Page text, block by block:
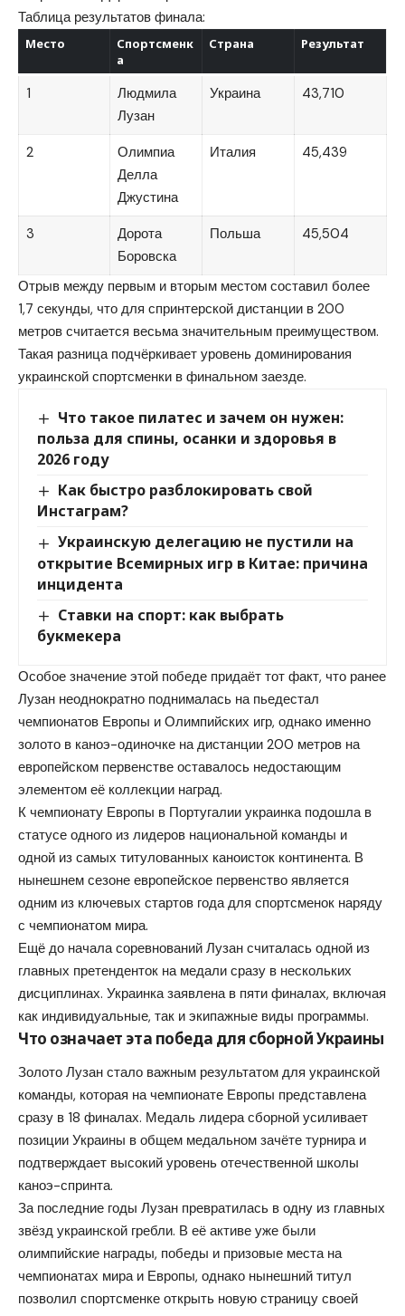
Таблица результатов финала:
Место
Спортсменк
а
Страна Результат
1
Людмила
Лузан
Украина 43,710
2
Олимпиа
Делла
Джустина
Италия 45,439
3
Дорота
Боровска
Польша 45,504
Отрыв между первым и вторым местом составил более
1,7 секунды, что для спринтерской дистанции в 200
метров считается весьма значительным преимуществом.
Такая разница подчёркивает уровень доминирования
украинской спортсменки в финальном заезде.
Что такое пилатес и зачем он нужен:
польза для спины, осанки и здоровья в
2026 году
Как быстро разблокировать свой
Инстаграм?
Украинскую делегацию не пустили на
открытие Всемирных игр в Китае: причина
инцидента
Ставки на спорт: как выбрать
букмекера
Особое значение этой победе придаёт тот факт, что ранее
Лузан неоднократно поднималась на пьедестал
чемпионатов Европы и Олимпийских игр, однако именно
золото в каноэ-одиночке на дистанции 200 метров на
европейском первенстве оставалось недостающим
элементом её коллекции наград.
К чемпионату Европы в Португалии украинка подошла в
статусе одного из лидеров национальной команды и
одной из самых титулованных каноисток континента. В
нынешнем сезоне европейское первенство является
одним из ключевых стартов года для спортсменок наряду
с чемпионатом мира.
Ещё до начала соревнований Лузан считалась одной из
главных претенденток на медали сразу в нескольких
дисциплинах. Украинка заявлена в пяти финалах, включая
как индивидуальные, так и экипажные виды программы.
Что означает эта победа для сборной Украины
Золото Лузан стало важным результатом для украинской
команды, которая на чемпионате Европы представлена
сразу в 18 финалах. Медаль лидера сборной усиливает
позиции Украины в общем медальном зачёте турнира и
подтверждает высокий уровень отечественной школы
каноэ-спринта.
За последние годы Лузан превратилась в одну из главных
звёзд украинской гребли. В её активе уже были
олимпийские награды, победы и призовые места на
чемпионатах мира и Европы, однако нынешний титул
позволил спортсменке открыть новую страницу своей